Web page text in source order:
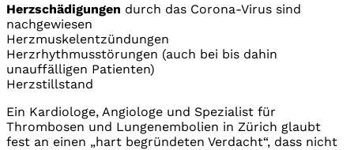
Herzschädigungen durch das Corona-Virus sind
nachgewiesen
Herzmuskelentzündungen
Herzrhythmusstörungen (auch bei bis dahin
unauffälligen Patienten)
Herzstillstand
Ein Kardiologe, Angiologe und Spezialist für
Thrombosen und Lungenembolien in Zürich glaubt
fest an einen „hart begründeten Verdacht“, dass nicht